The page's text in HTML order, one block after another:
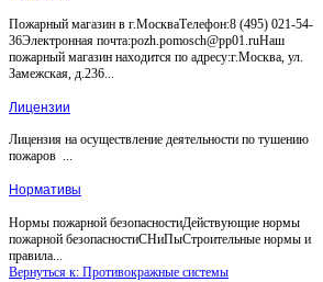
Пожарный магазин в г.МоскваТелефон:8 (495) 021-54-
36Электронная почта:pozh.pomosch@pp01.ruНаш
пожарный магазин находится по адресу:г.Москва, ул.
Замежская, д.236...
Лицензии
Лицензия на осуществление деятельности по тушению
пожаров ...
Нормативы
Нормы пожарной безопасностиДействующие нормы
пожарной безопасностиСНиПыСтроительные нормы и
правила...
Вернуться к: Противокражные системы